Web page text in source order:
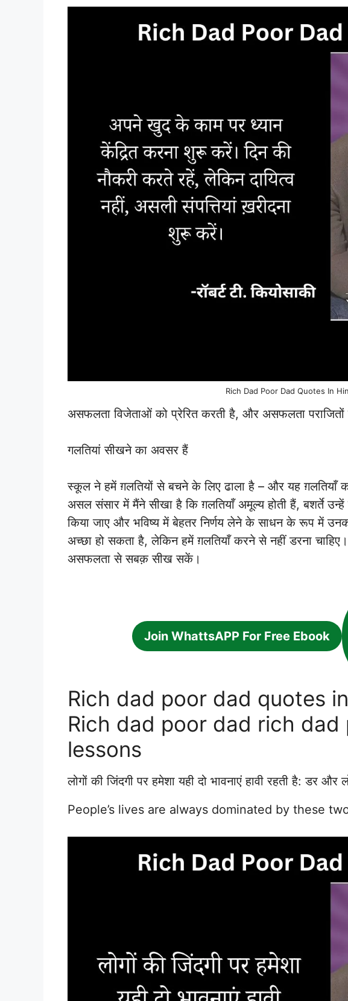
Rich Dad Poor Dad Quotes In
असफलता विजेताओं को प्रेरित करती है, और असफलता
गलतियां सीखने का अवसर हैं
स्कूल ने हमें ग़लतियों से बचने के लिए ढाला है – और यह ग़लतियाँ
असल संसार में मैंने सीखा है कि ग़लतियाँ अमूल्य होती हैं, बशर्ते
किया जाए और भविष्य में बेहतर निर्णय लेने के साधन के रूप में
अच्छा हो सकता है, लेकिन हमें ग़लतियाँ करने से नहीं डरना
असफलता से सबक़ सीख सकें।
Join WhattsAPP For Free Ebook
Rich dad poor dad quotes
Rich dad poor dad rich dad
lessons
लोगों की जिंदगी पर हमेशा यही दो भावनाएं हावी रहती है: डर और
People’s lives are always dominated by these